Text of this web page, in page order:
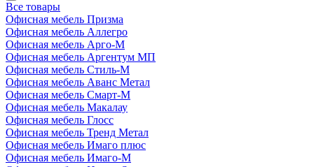
Все товары
Офисная мебель Призма
Офисная мебель Аллегро
Офисная мебель Арго-М
Офисная мебель Аргентум МП
Офисная мебель Стиль-М
Офисная мебель Аванс Метал
Офисная мебель Смарт-М
Офисная мебель Макалау
Офисная мебель Глосс
Офисная мебель Тренд Метал
Офисная мебель Имаго плюс
Офисная мебель Имаго-М